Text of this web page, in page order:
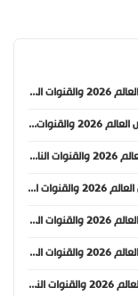
موعد مباراة إنجلترا وكرواتيا في كأس العالم 2026 والقنوات الناقلة
موعد مباراة البرتغال والكونغو في كأس العالم 2026 والقنوات الناقلة
موعد مباراة النمسا والأردن في كأس العالم 2026 والقنوات الناقلة
موعد مباراة الأرجنتين والجزائر في كأس العالم 2026 والقنوات الناقلة
موعد مباراة العراق والنرويج في كأس العالم 2026 والقنوات الناقلة
موعد مباراة فرنسا والسنغال في كأس العالم 2026 والقنوات الناقلة
موعد مباراة إيران ونيوزيلندا في كأس العالم 2026 والقنوات الناقلة